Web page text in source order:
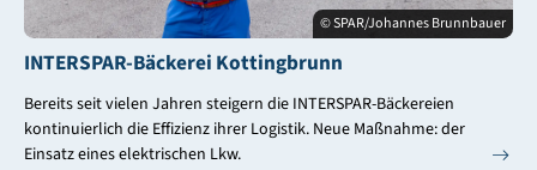
© SPAR/Johannes Brunnbauer
INTERSPAR-Bäckerei Kottingbrunn
Bereits seit vielen Jahren steigern die INTERSPAR-Bäckereien
kontinuierlich die Effizienz ihrer Logistik. Neue Maßnahme: der
Einsatz eines elektrischen Lkw.